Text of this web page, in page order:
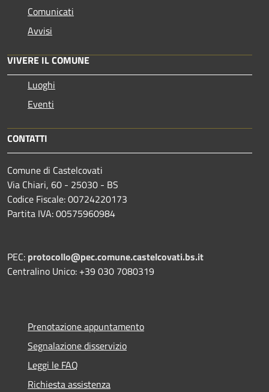
Comunicati
Avvisi
VIVERE IL COMUNE
Luoghi
Eventi
CONTATTI
Comune di Castelcovati
Via Chiari, 60 - 25030 - BS
Codice Fiscale: 00724220173
Partita IVA: 00575960984
PEC: protocollo@pec.comune.castelcovati.bs.it
Centralino Unico: +39 030 7080319
Prenotazione appuntamento
Segnalazione disservizio
Leggi le FAQ
Richiesta assistenza